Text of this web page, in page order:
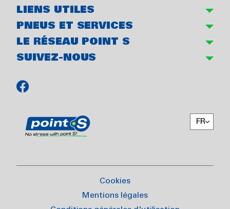
LIENS UTILES
PNEUS ET SERVICES
LE RÉSEAU POINT S
SUIVEZ-NOUS
FR
Cookies
Mentions légales